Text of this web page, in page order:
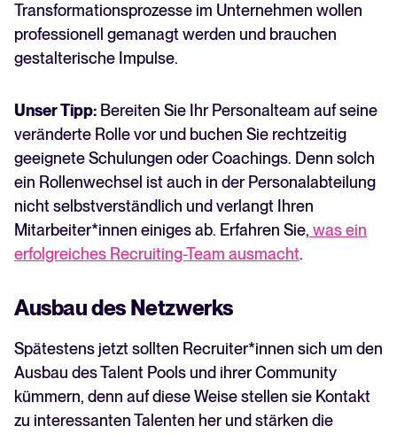
Transformationsprozesse im Unternehmen wollen
professionell gemanagt werden und brauchen
gestalterische Impulse.
Unser Tipp: Bereiten Sie Ihr Personalteam auf seine
veränderte Rolle vor und buchen Sie rechtzeitig
geeignete Schulungen oder Coachings. Denn solch
ein Rollenwechsel ist auch in der Personalabteilung
nicht selbstverständlich und verlangt Ihren
Mitarbeiter*innen einiges ab. Erfahren Sie, was ein
erfolgreiches Recruiting-Team ausmacht.
Ausbau des Netzwerks
Spätestens jetzt sollten Recruiter*innen sich um den
Ausbau des Talent Pools und ihrer Community
kümmern, denn auf diese Weise stellen sie Kontakt
zu interessanten Talenten her und stärken die